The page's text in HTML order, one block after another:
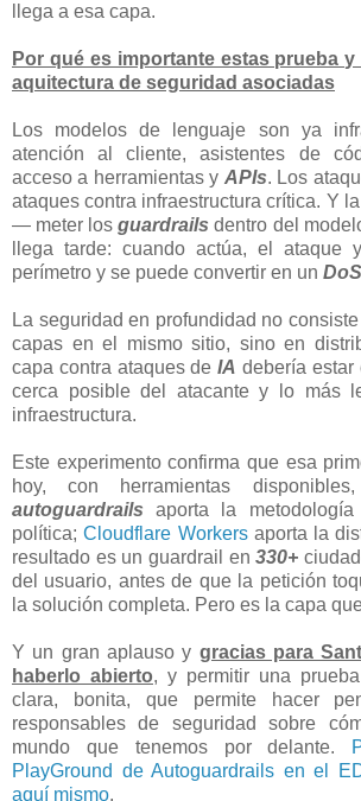
llega a esa capa.
Por qué es importante estas prueba
aquitectura de seguridad asociadas
Los modelos de lenguaje son ya
atención al cliente, asistentes de
acceso a herramientas y APIs. Los
ataques contra infraestructura crítica. Y
— meter losguardrails dentro del
llega tarde: cuando actúa, el ataque
perímetro y se puede convertir en un DoS
La seguridad en profundidad no
capas en el mismo sitio, sino en
capa contra ataques deIA debería
cerca posible del atacante y lo más
infraestructura.
Este experimento confirma que esa
hoy, con herramientas
autoguardrails aporta la
política;Cloudflare Workersaporta la
resultado es un guardrail en330+
del usuario, antes de que la petición
la solución completa. Pero es la capa
Y un gran aplauso y gracias para
haberlo abierto, y permitir una
clara, bonita, que permite hacer
responsables de seguridad sobre
mundo que tenemos por delante.
PlayGround de Autoguardrails en el
aquí mismo.